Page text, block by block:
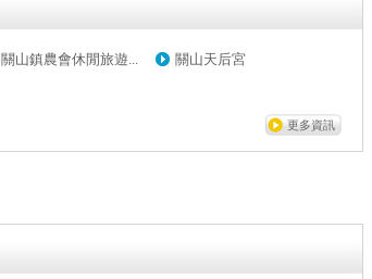
關山鎮農會休閒旅遊...
關山天后宮
更多資訊